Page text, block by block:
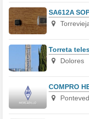
SA612A
Torreta
Dolores
COMPRO